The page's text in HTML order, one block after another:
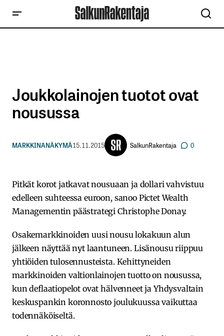
Joukkolainojen tuotot ovat
nousussa
MARKKINANÄKYMÄ15.11.2015 SalkunRakentaja 0
Pitkät korot jatkavat nousuaan ja dollari vahvistuu
edelleen suhteessa euroon, sanoo Pictet Wealth
Managementin päästrategi Christophe Donay.
Osakemarkkinoiden uusi nousu lokakuun alun
jälkeen näyttää nyt laantuneen. Lisänousu riippuu
yhtiöiden tulosennusteista. Kehittyneiden
markkinoiden valtionlainojen tuotto on nousussa,
kun deflaatiopelot ovat hälvenneet ja Yhdysvaltain
keskuspankin koronnosto joulukuussa vaikuttaa
todennäköiseltä.